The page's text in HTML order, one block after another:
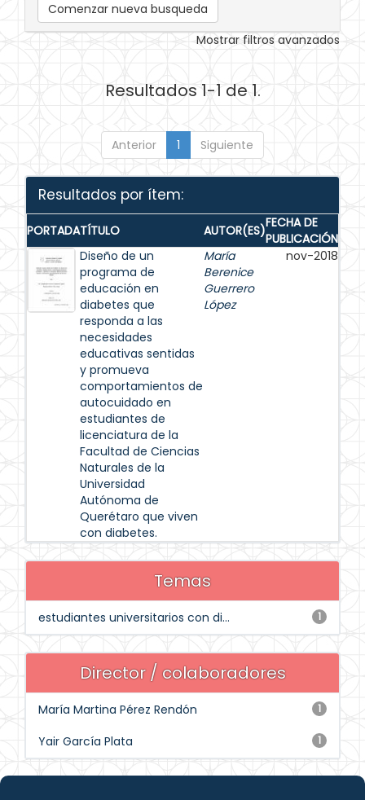
Comenzar nueva busqueda
Mostrar filtros avanzados
Resultados 1-1 de 1.
Anterior 1 Siguiente
Resultados por ítem:
PORTADATÍTULO AUTOR(ES)FECHA DE
PUBLICACIÓN
Diseño de un
programa de
educación en
diabetes que
responda a las
necesidades
educativas sentidas
y promueva
comportamientos de
autocuidado en
estudiantes de
licenciatura de la
Facultad de Ciencias
Naturales de la
Universidad
Autónoma de
Querétaro que viven
con diabetes.
María
Berenice
Guerrero
López
nov-2018
Temas
1
estudiantes universitarios con di...
Director / colaboradores
1
María Martina Pérez Rendón
1
Yair García Plata